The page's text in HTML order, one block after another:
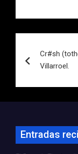
de
entradas
Cr#sh
Villarroel.
Entradas